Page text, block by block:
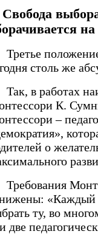
Свобода
на
столь же
в работах
К.
–
о
«Каждый
ту, во
две